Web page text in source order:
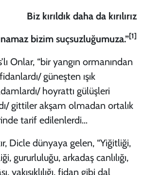
Biz kırıldık daha da kırılırız
bizim suçsuzluğumuza.”[1]
Onlar, “bir yangın ormanından
güneşten ışık
hoyrattı gülüşleri
gittiler akşam olmadan ortalık
tarif edilenlerdi…
Dicle dünyaya gelen, “Yiğitliği,
gururluluğu, arkadaş canlılığı,
yakışıklılığı, fidan gibi dal